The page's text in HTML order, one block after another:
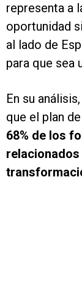
representa a
oportunidad
al lado de
para que sea
En su
que el plan
68% de los